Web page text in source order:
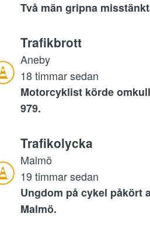
Två män gripna
Trafikbrott
Aneby
18 timmar sedan
Motorcyklist körde
979.
Trafikolycka
Malmö
19 timmar sedan
Ungdom på cykel påkört
Malmö.